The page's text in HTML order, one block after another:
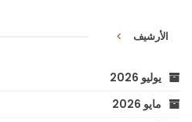
الأرشيف
يوليو 2026
مايو 2026